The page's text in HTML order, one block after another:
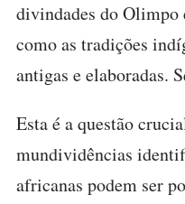
divindades do Olimpo
como as tradições
antigas e elaboradas.
Esta é a questão
mundividências
africanas podem ser